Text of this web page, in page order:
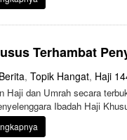
Terhambat
Berita, Topik Hangat, Haji
Haji dan Umrah secara
Ibadah Haji